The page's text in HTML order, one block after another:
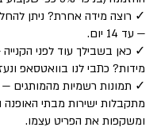
✓ רוצה מידה אחרת? ניתן
— עד 14 יום.
✓ כאן בשבילך עוד לפני
מידות? כתבי לנו בוואטסאפ
✓ תמונות רשמיות מהמותגים —
מתקבלות ישירות מבתי האופנה
ומשקפות את הפריט עצמו.